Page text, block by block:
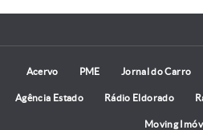
Acervo PME Jornal do Carro
Agência Estado Rádio Eldorado
Moving